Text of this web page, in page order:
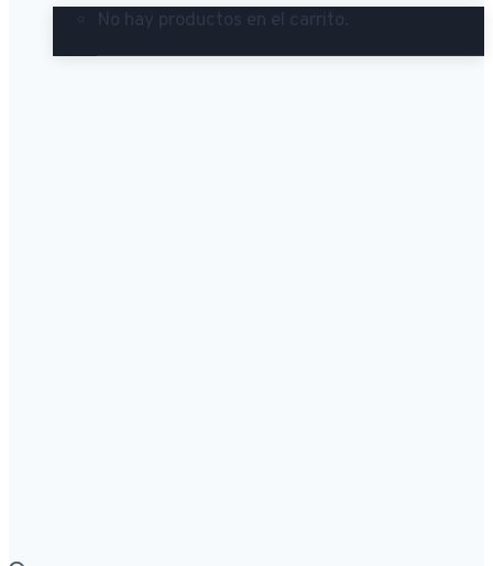
No hay productos en el carrito.